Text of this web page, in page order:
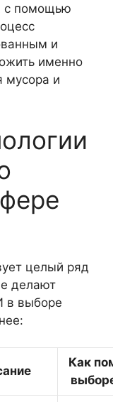
с помощью
и
именно
мусора и
целый ряд
делают
в выборе
Как